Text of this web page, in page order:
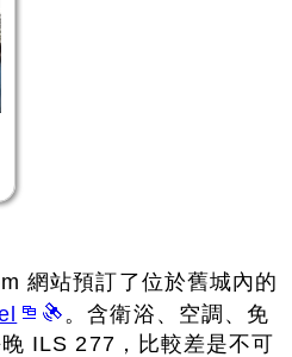
網站預訂了位於舊城內的
。含衛浴、空調、免
ILS 277，比較差是不可